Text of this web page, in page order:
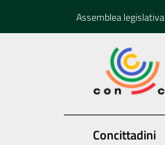
Assemblea legislativa
Concittadini